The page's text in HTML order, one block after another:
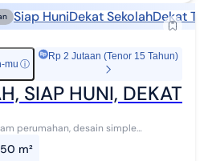
Siap HuniDekat SekolahDekat
mu ⓘ
Rp 2 Jutaan (Tenor 15 Tahun)
SIAP HUNI, DEKAT
perumahan, desain simple
Piyungan, 9 menit saja dari RSUD
50 m²